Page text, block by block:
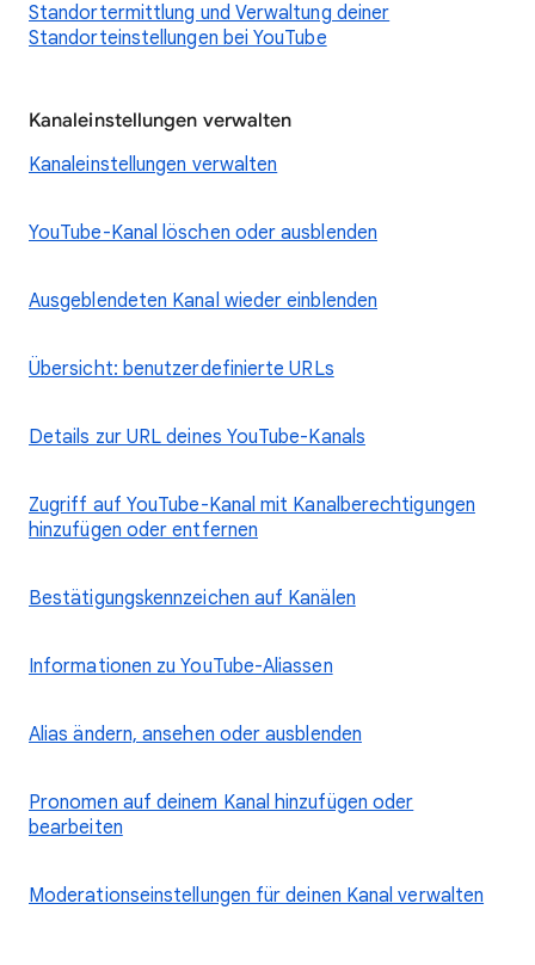
Standortermittlung und Verwaltung deiner
Standorteinstellungen bei YouTube
Kanaleinstellungen verwalten
Kanaleinstellungen verwalten
YouTube-Kanal löschen oder ausblenden
Ausgeblendeten Kanal wieder einblenden
Übersicht: benutzerdefinierte URLs
Details zur URL deines YouTube-Kanals
Zugriff auf YouTube-Kanal mit Kanalberechtigungen
hinzufügen oder entfernen
Bestätigungskennzeichen auf Kanälen
Informationen zu YouTube-Aliassen
Alias ändern, ansehen oder ausblenden
Pronomen auf deinem Kanal hinzufügen oder
bearbeiten
Moderationseinstellungen für deinen Kanal verwalten